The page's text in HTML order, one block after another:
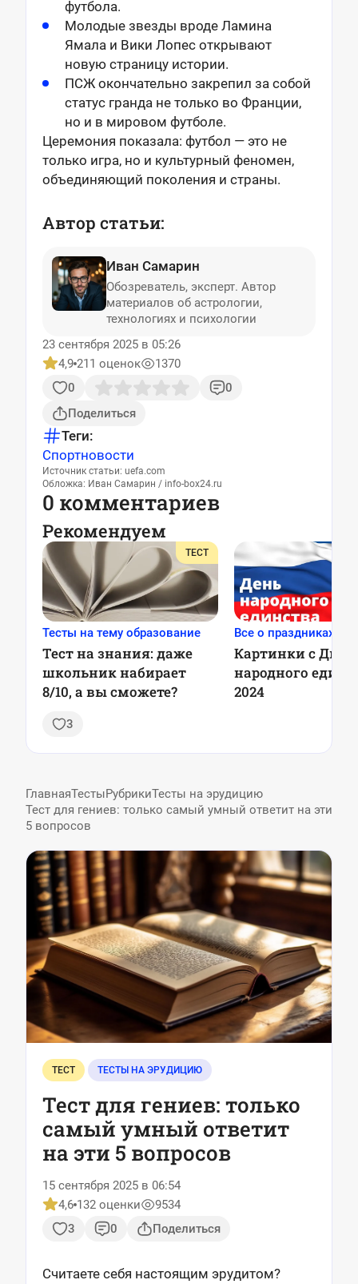
футбола.
Молодые звезды вроде Ламина
Ямала и Вики Лопес открывают
новую страницу истории.
ПСЖ окончательно закрепил за собой
статус гранда не только во Франции,
но и в мировом футболе.
Церемония показала: футбол — это не
только игра, но и культурный феномен,
объединяющий поколения и страны.
Автор статьи:
Иван Самарин
Обозреватель, эксперт. Автор
материалов об астрологии,
технологиях и психологии
23 сентября 2025 в 05:26
4,9 211 оценок
1370
0
0
Поделиться
Теги:
Спортновости
Источник статьи: uefa.com
Обложка: Иван Самарин / info-box24.ru
0 комментариев
Рекомендуем
ТЕСТ
Тесты на тему образование
Тест на знания: даже
школьник набирает
8/10, а вы сможете?
3
Все о праздниках
Картинки с Днем
народного
2024
ГлавнаяТестыРубрикиТесты на эрудицию
Тест для гениев: только самый умный ответит на эти
5 вопросов
ТЕСТ ТЕСТЫ НА ЭРУДИЦИЮ
Тест для гениев: только
самый умный ответит
на эти 5 вопросов
15 сентября 2025 в 06:54
4,6 132 оценки
9534
3
0 Поделиться
Считаете себя настоящим эрудитом?